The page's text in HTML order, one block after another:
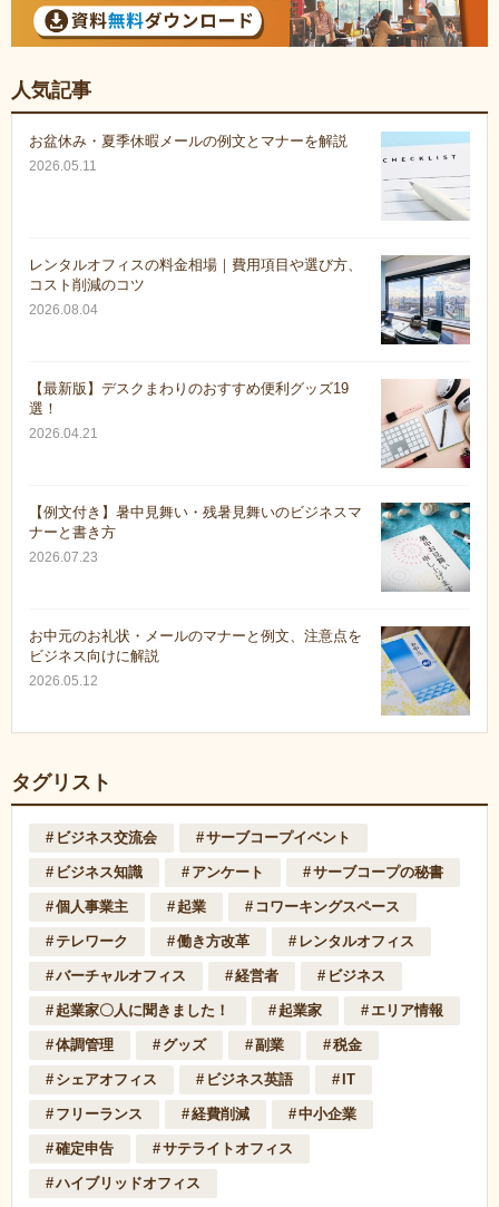
人気記事
お盆休み・夏季休暇メールの例文とマナーを解説
2026.05.11
レンタルオフィスの料金相場｜費用項目や選び方、
コスト削減のコツ
2026.08.04
【最新版】デスクまわりのおすすめ便利グッズ19
選！
2026.04.21
【例文付き】暑中見舞い・残暑見舞いのビジネスマ
ナーと書き方
2026.07.23
お中元のお礼状・メールのマナーと例文、注意点を
ビジネス向けに解説
2026.05.12
タグリスト
ビジネス交流会 サーブコープイベント
ビジネス知識 アンケート サーブコープの秘書
個人事業主 起業 コワーキングスペース
テレワーク 働き方改革 レンタルオフィス
バーチャルオフィス 経営者 ビジネス
起業家〇人に聞きました！ 起業家 エリア情報
体調管理 グッズ 副業 税金
シェアオフィス ビジネス英語 IT
フリーランス 経費削減 中小企業
確定申告 サテライトオフィス
ハイブリッドオフィス